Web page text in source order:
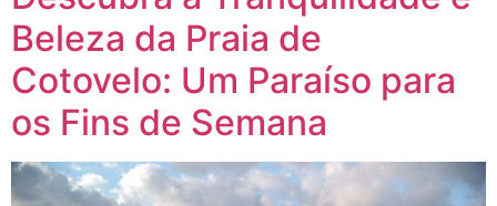
Beleza da Praia de
Cotovelo: Um Paraíso para
os Fins de Semana